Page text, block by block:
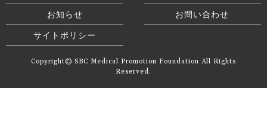
お知らせ お問い合わせ
サイトポリシー
Copyright© SBC Medical Promotion Foundation All Rights
Reserved.